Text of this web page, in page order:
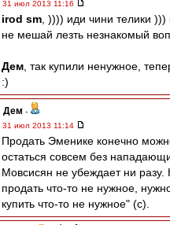
31 июл 2013 11:16
irod sm , )))) иди чини телики
не мешай лезть незнакомый
Дем , так купили ненужное,
:)
Дем -
31 июл 2013 11:14
Продать Эменике конечно
остаться совсем без
Мовсисян не убеждает ни разу.
продать что-то не нужное,
купить что-то не нужное" (с).